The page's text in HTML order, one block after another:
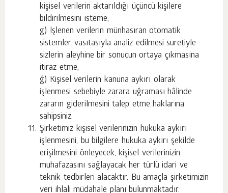
kişisel verilerin aktarıldığı üçüncü kişilere
bildirilmesini isteme,
g) İşlenen verilerin münhasıran otomatik
sistemler vasıtasıyla analiz edilmesi suretiyle
sizlerin aleyhine bir sonucun ortaya çıkmasına
itiraz etme,
ğ) Kişisel verilerin kanuna aykırı olarak
işlenmesi sebebiyle zarara uğraması hâlinde
zararın giderilmesini talep etme haklarına
sahipsiniz.
Şirketimiz kişisel verilerinizin hukuka aykırı
işlenmesini, bu bilgilere hukuka aykırı şekilde
erişilmesini önleyecek, kişisel verilerinizin
muhafazasını sağlayacak her türlü idari ve
teknik tedbirleri alacaktır. Bu amaçla şirketimizin
veri ihlali müdahale planı bulunmaktadır.